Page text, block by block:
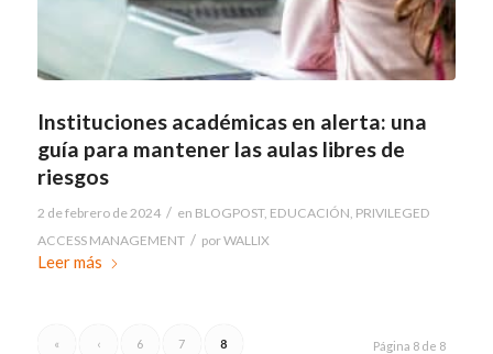
Instituciones académicas en alerta: una
guía para mantener las aulas libres de
riesgos
2 de febrero de 2024 / en BLOGPOST, EDUCACIÓN PRIVILEGED
ACCESS MANAGEMENT / porWALLIX
Leer más
Página 8 de 8
« ‹ 6 7 8